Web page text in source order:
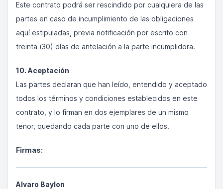
Este contrato podrá ser rescindido por cualquiera de las
partes en caso de incumplimiento de las obligaciones
aquí estipuladas, previa notificación por escrito con
treinta (30) días de antelación a la parte incumplidora.
10. Aceptación
Las partes declaran que han leído, entendido y aceptado
todos los términos y condiciones establecidos en este
contrato, y lo firman en dos ejemplares de un mismo
tenor, quedando cada parte con uno de ellos.
Firmas:
Alvaro Baylon